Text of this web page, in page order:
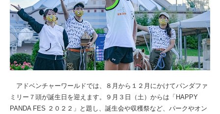
アドベンチャーワールドでは、８⽉から１２⽉にかけてパンダファ
ミリー７頭が誕⽣⽇を迎えます。９⽉３日（土）からは「HAPPY
PANDA FES ２０２２」と題し、誕⽣会や収穫祭など、パークやオン